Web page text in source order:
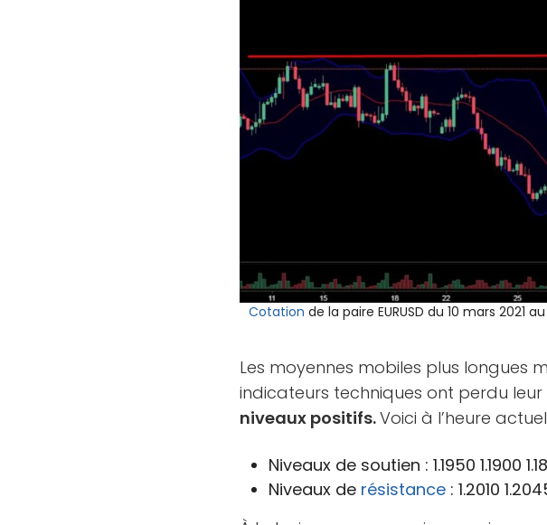
Cotation de la paire EURUSD du 10 mars 2021
Les moyennes mobiles plus longues
indicateurs techniques ont perdu leur
niveaux positifs.Voici à l’heure
Niveaux de soutien : 1.1950 1.1900
Niveaux de résistance : 1.2010